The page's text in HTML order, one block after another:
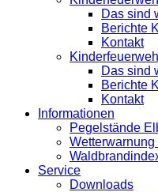
Das sind
Berichte
Kontakt
Das sind
Berichte
Kontakt
Informationen
Pegelstände
Wetterwarnung
Service
Downloads